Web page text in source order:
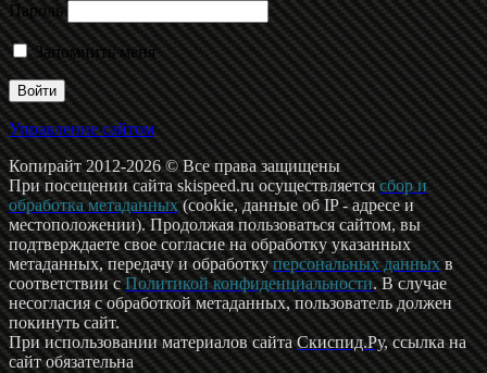
Пароль
Запомнить меня
Управление сайтом
Копирайт 2012-2026 © Все права защищены
При посещении сайта skispeed.ru осуществляетсясбор и
обработка метаданных(cookie, данные об IP - адресе и
местоположении). Продолжая пользоваться сайтом, вы
подтверждаете свое согласие на обработку указанных
метаданных, передачу и обработкуперсональных данныхв
соответствии сПолитикой конфиденциальности. В случае
несогласия с обработкой метаданных, пользователь должен
покинуть сайт.
При использовании материалов сайтаСкиспид.Ру, ссылка на
сайт обязательна